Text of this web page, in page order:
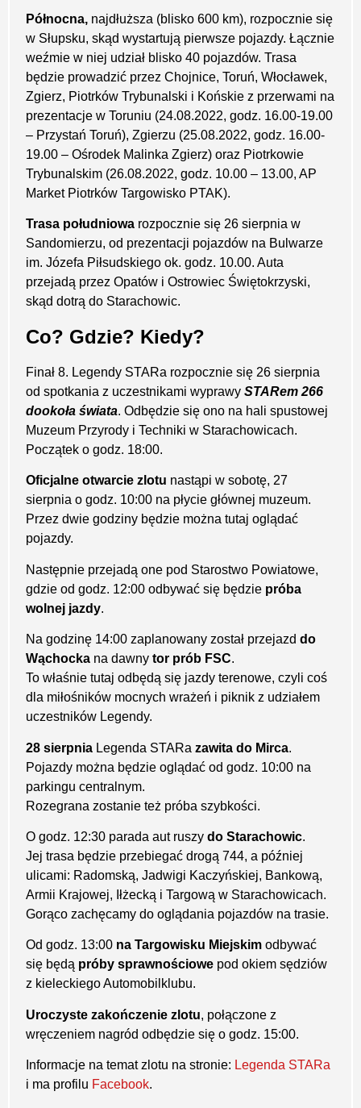
Północna, najdłuższa (blisko 600 km), rozpocznie się
w Słupsku, skąd wystartują pierwsze pojazdy. Łącznie
weźmie w niej udział blisko 40 pojazdów. Trasa
będzie prowadzić przez Chojnice, Toruń, Włocławek,
Zgierz, Piotrków Trybunalski i Końskie z przerwami na
prezentacje w Toruniu (24.08.2022, godz. 16.00-19.00
– Przystań Toruń), Zgierzu (25.08.2022, godz. 16.00-
19.00 – Ośrodek Malinka Zgierz) oraz Piotrkowie
Trybunalskim (26.08.2022, godz. 10.00 – 13.00, AP
Market Piotrków Targowisko PTAK).
Trasa południowa rozpocznie się 26 sierpnia w
Sandomierzu, od prezentacji pojazdów na Bulwarze
im. Józefa Piłsudskiego ok. godz. 10.00. Auta
przejadą przez Opatów i Ostrowiec Świętokrzyski,
skąd dotrą do Starachowic.
Co? Gdzie? Kiedy?
Finał 8. Legendy STARa rozpocznie się 26 sierpnia
od spotkania z uczestnikami wyprawy STARem 266
dookoła świata. Odbędzie się ono na hali spustowej
Muzeum Przyrody i Techniki w Starachowicach.
Początek o godz. 18:00.
Oficjalne otwarcie zlotu nastąpi w sobotę, 27
sierpnia o godz. 10:00 na płycie głównej muzeum.
Przez dwie godziny będzie można tutaj oglądać
pojazdy.
Następnie przejadą one pod Starostwo Powiatowe,
gdzie od godz. 12:00 odbywać się będzie próba
wolnej jazdy.
Na godzinę 14:00 zaplanowany został przejazd do
Wąchocka na dawny tor prób FSC.
To właśnie tutaj odbędą się jazdy terenowe, czyli coś
dla miłośników mocnych wrażeń i piknik z udziałem
uczestników Legendy.
28 sierpnia Legenda STARa zawita do Mirca.
Pojazdy można będzie oglądać od godz. 10:00 na
parkingu centralnym.
Rozegrana zostanie też próba szybkości.
O godz. 12:30 parada aut ruszy do Starachowic.
Jej trasa będzie przebiegać drogą 744, a później
ulicami: Radomską, Jadwigi Kaczyńskiej, Bankową,
Armii Krajowej, Iłżecką i Targową w Starachowicach.
Gorąco zachęcamy do oglądania pojazdów na trasie.
Od godz. 13:00 na Targowisku Miejskim odbywać
się będą próby sprawnościowe pod okiem sędziów
z kieleckiego Automobilklubu.
Uroczyste zakończenie zlotu, połączone z
wręczeniem nagród odbędzie się o godz. 15:00.
Informacje na temat zlotu na stronie: Legenda STARa
i ma profilu Facebook.